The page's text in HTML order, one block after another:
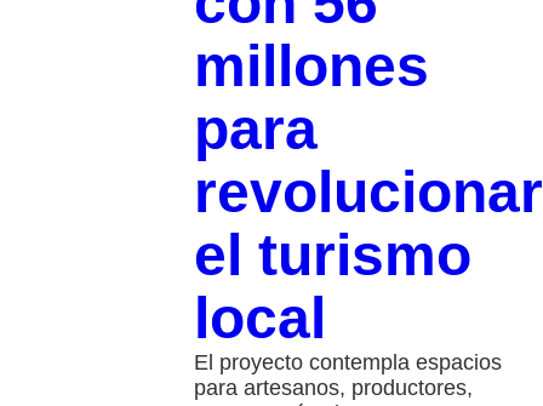
millones
para
revolucionar
el turismo
local
El proyecto contempla espacios
para artesanos, productores,